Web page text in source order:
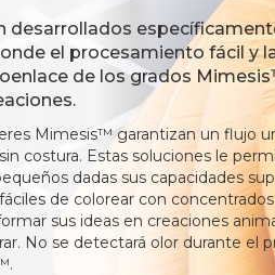
el procesamiento fácil y
de los grados
Mimesis™ garantizan un flujo
costura. Estas soluciones le
dadas sus capacidades
de colorear con
sus ideas en creaciones
No se detectará olor durante el